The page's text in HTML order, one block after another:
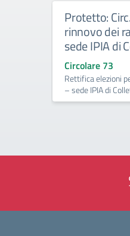
Protetto:
rinnovo dei
sede IPIA di
Circolare 73
Rettifica elezioni
– sede IPIA di